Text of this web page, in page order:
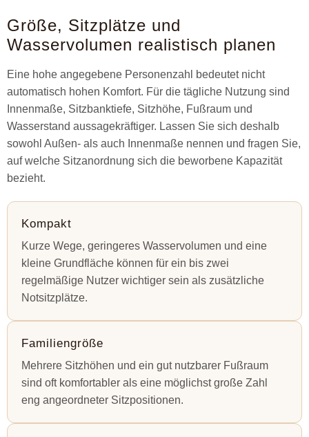
Größe, Sitzplätze und
Wasservolumen realistisch planen
Eine hohe angegebene Personenzahl bedeutet nicht
automatisch hohen Komfort. Für die tägliche Nutzung sind
Innenmaße, Sitzbanktiefe, Sitzhöhe, Fußraum und
Wasserstand aussagekräftiger. Lassen Sie sich deshalb
sowohl Außen- als auch Innenmaße nennen und fragen Sie,
auf welche Sitzanordnung sich die beworbene Kapazität
bezieht.
Kompakt
Kurze Wege, geringeres Wasservolumen und eine
kleine Grundfläche können für ein bis zwei
regelmäßige Nutzer wichtiger sein als zusätzliche
Notsitzplätze.
Familiengröße
Mehrere Sitzhöhen und ein gut nutzbarer Fußraum
sind oft komfortabler als eine möglichst große Zahl
eng angeordneter Sitzpositionen.